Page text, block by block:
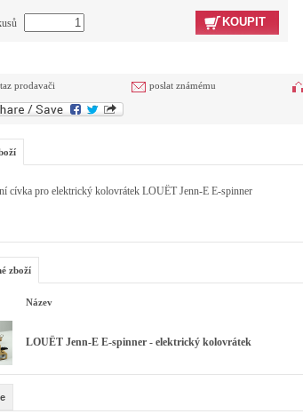
KOUPIT
prodavači poslat známému
cívka pro elektrický kolovrátek LOUËT Jenn-E E-spinner
zboží
Název
LOUËT Jenn-E E-spinner - elektrický kolovrátek